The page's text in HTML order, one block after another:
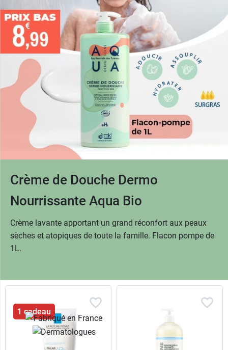
Crème de Douche Dermo
Nourrissante Aqua Bio
Crème lavante apportant un grand réconfort aux peaux
sèches et atopiques de toute la famille. Flacon pompe de
1L.
1 cadeau